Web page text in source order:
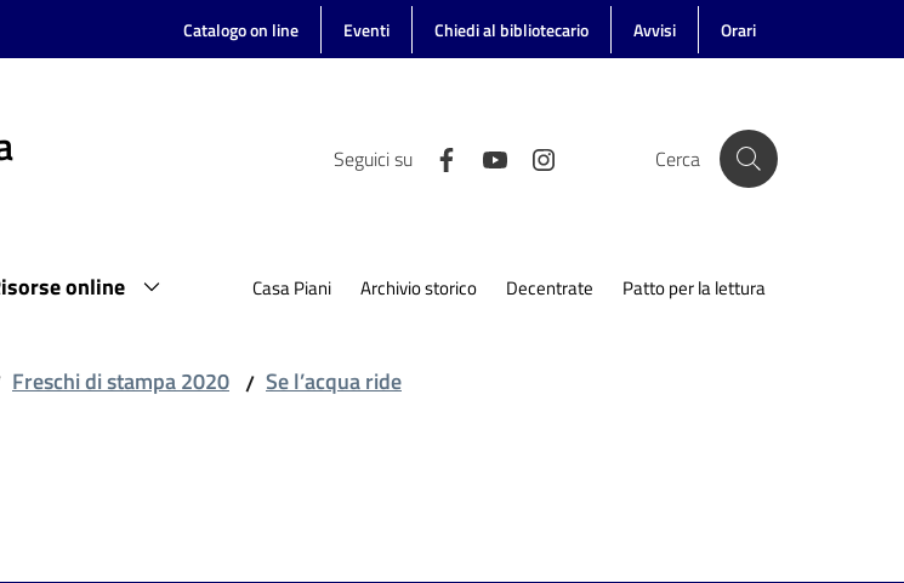
Catalogo on line Eventi Chiedi al bibliotecario Avvisi Orari
Seguici su Cerca
online Casa Piani Archivio storico Decentrate Patto per la lettura
Freschi di stampa 2020 / Se l’acqua ride